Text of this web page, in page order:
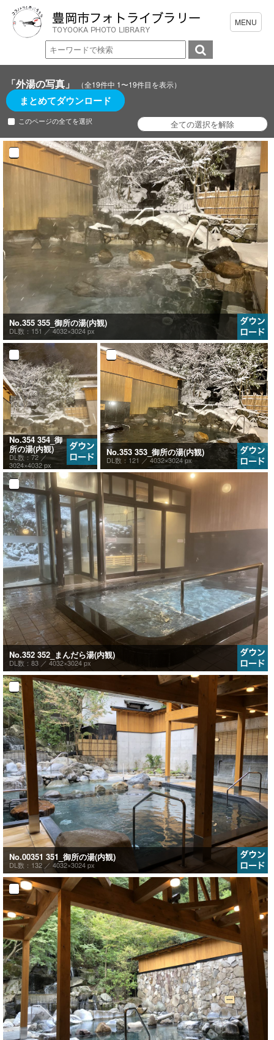
「外湯の写真」 （全19件中 1〜19件目を表示）
まとめてダウンロード
このページの全てを選択
No.355 355_御所の湯(内観)
DL数：151 ／4032×3024 px
No.354 354_御
所の湯(内観)
DL数：72 ／
3024×4032 px
No.353 353_御所の湯(内観)
DL数：121 ／4032×3024 px
No.352 352_まんだら湯(内観)
DL数：83 ／ 4032×3024 px
No.00351 351_御所の湯(内観)
DL数：132 ／ 4032×3024 px